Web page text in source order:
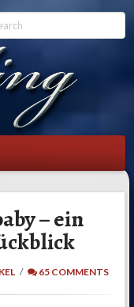
– ein
65 COMMENTS